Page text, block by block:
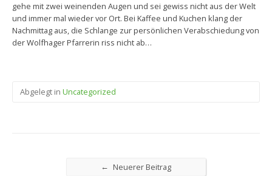
gehe mit zwei weinenden Augen und sei gewiss nicht aus der Welt
und immer mal wieder vor Ort. Bei Kaffee und Kuchen klang der
Nachmittag aus, die Schlange zur persönlichen Verabschiedung von
der Wolfhager Pfarrerin riss nicht ab…
Abgelegt in Uncategorized
← Neuerer Beitrag